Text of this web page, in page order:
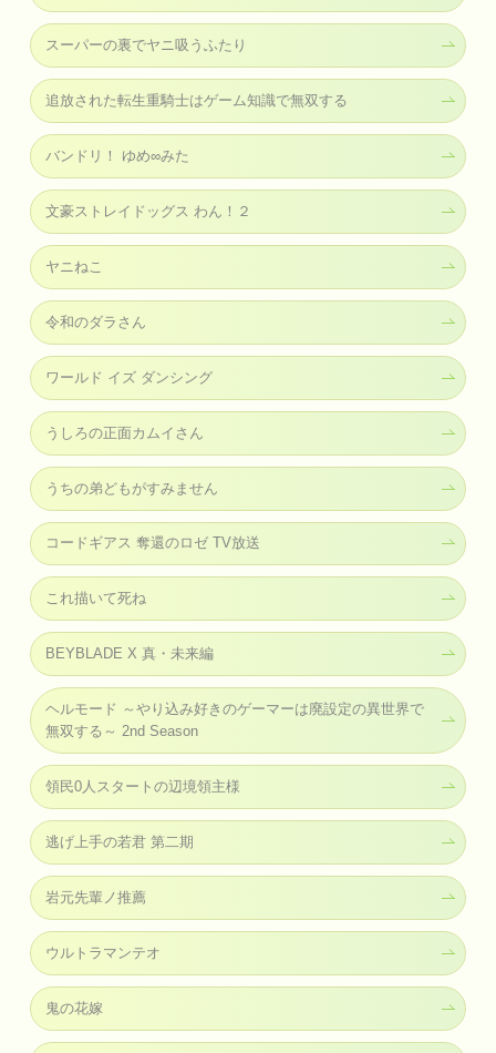
スーパーの裏でヤニ吸うふたり
追放された転生重騎士はゲーム知識で無双する
バンドリ！ ゆめ∞みた
文豪ストレイドッグス わん！２
ヤニねこ
令和のダラさん
ワールド イズ ダンシング
うしろの正面カムイさん
うちの弟どもがすみません
コードギアス 奪還のロゼ TV放送
これ描いて死ね
BEYBLADE X 真・未来編
ヘルモード ～やり込み好きのゲーマーは廃設定の異世界で
無双する～ 2nd Season
領民0人スタートの辺境領主様
逃げ上手の若君 第二期
岩元先輩ノ推薦
ウルトラマンテオ
鬼の花嫁